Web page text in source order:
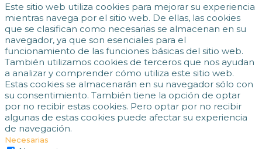
Este sitio web utiliza cookies para mejorar su experiencia
mientras navega por el sitio web. De ellas, las cookies
que se clasifican como necesarias se almacenan en su
navegador, ya que son esenciales para el
funcionamiento de las funciones básicas del sitio web.
También utilizamos cookies de terceros que nos ayudan
a analizar y comprender cómo utiliza este sitio web.
Estas cookies se almacenarán en su navegador sólo con
su consentimiento. También tiene la opción de optar
por no recibir estas cookies. Pero optar por no recibir
algunas de estas cookies puede afectar su experiencia
de navegación.
Necesarias